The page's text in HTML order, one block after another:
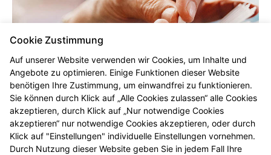
Cookie Zustimmung
Auf unserer Website verwenden wir Cookies, um Inhalte und
Angebote zu optimieren. Einige Funktionen dieser Website
benötigen Ihre Zustimmung, um einwandfrei zu funktionieren.
Sie können durch Klick auf „Alle Cookies zulassen“ alle Cookies
akzeptieren, durch Klick auf „Nur notwendige Cookies
akzeptieren“ nur notwendige Cookies akzeptieren, oder durch
Klick auf "Einstellungen" individuelle Einstellungen vornehmen.
Durch Nutzung dieser Website geben Sie in jedem Fall Ihre